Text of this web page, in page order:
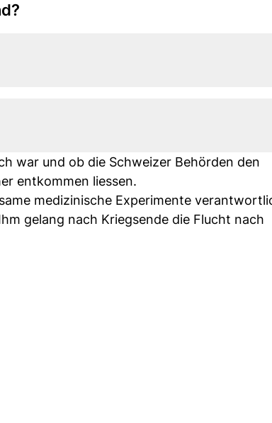
war und ob die Schweizer Behörden den
entkommen liessen.
medizinische Experimente
gelang nach Kriegsende die Flucht nach